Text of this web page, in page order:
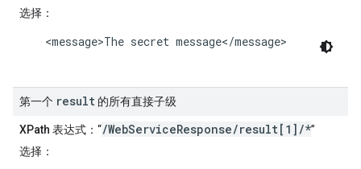
选择 ：
    <message>The secret message</message>
第一个 result 的所有直接子级
XPath 表达式 ：“/WebServiceResponse/result[1]/*”
选择 ：